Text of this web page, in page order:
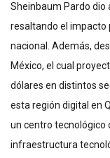
Sheinbaum Pardo dio
resaltando el impacto
nacional. Además,
México, el cual
dólares en distintos
esta región digital en
un centro tecnológico
infraestructura